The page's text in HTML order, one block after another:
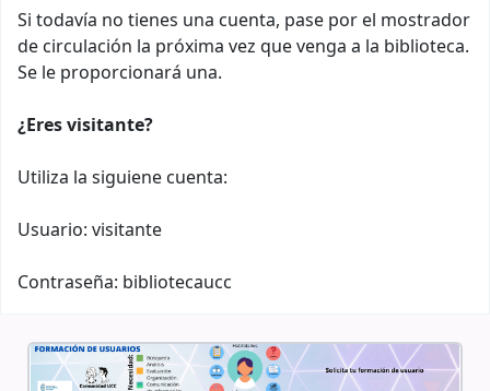
Si todavía no tienes una cuenta, pase por el mostrador
de circulación la próxima vez que venga a la biblioteca.
Se le proporcionará una.
¿Eres visitante?
Utiliza la siguiene cuenta:
Usuario: visitante
Contraseña: bibliotecaucc